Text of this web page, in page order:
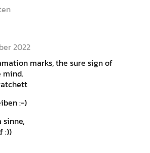
2022
marks, the sure sign of
mind.
:-)
sinne,
:))